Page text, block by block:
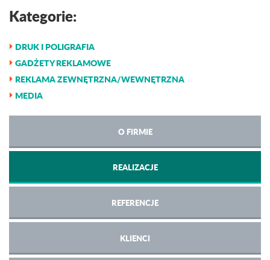
Kategorie:
DRUK I POLIGRAFIA
GADŻETY REKLAMOWE
REKLAMA ZEWNĘTRZNA/WEWNĘTRZNA
MEDIA
O FIRMIE
REALIZACJE
REFERENCJE
KLIENCI